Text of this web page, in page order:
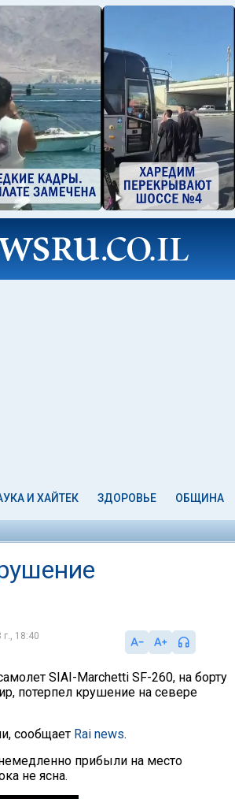
И ХАЙТЕК ЗДОРОВЬЕ ОБЩИНА
18:40
SIAI-Marchetti SF-260, на борту
потерпел крушение на севере
сообщает Rai news.
прибыли на место
не ясна.